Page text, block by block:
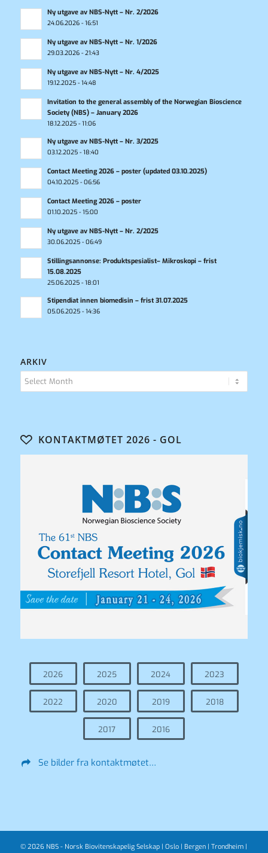
Ny utgave av NBS-Nytt – Nr. 2/2026
24.06.2026 - 16:51
Ny utgave av NBS-Nytt – Nr. 1/2026
29.03.2026 - 21:43
Ny utgave av NBS-Nytt – Nr. 4/2025
19.12.2025 - 14:48
Invitation to the general assembly of the Norwegian Bioscience
Society (NBS) – January 2026
18.12.2025 - 11:06
Ny utgave av NBS-Nytt – Nr. 3/2025
03.12.2025 - 18:40
Contact Meeting 2026 – poster (updated 03.10.2025)
04.10.2025 - 06:56
Contact Meeting 2026 – poster
01.10.2025 - 15:00
Ny utgave av NBS-Nytt – Nr. 2/2025
30.06.2025 - 06:49
Stillingsannonse: Produktspesialist– Mikroskopi – frist
15.08.2025
25.06.2025 - 18:01
Stipendiat innen biomedisin – frist 31.07.2025
05.06.2025 - 14:36
ARKIV
KONTAKTMØTET 2026 - GOL
2026 2025 2024 2023
2022 2020 2019 2018
2017 2016
Se bilder fra kontaktmøtet…
© 2026 NBS - Norsk Biovitenskapelig Selskap | Oslo| Bergen| Trondheim|